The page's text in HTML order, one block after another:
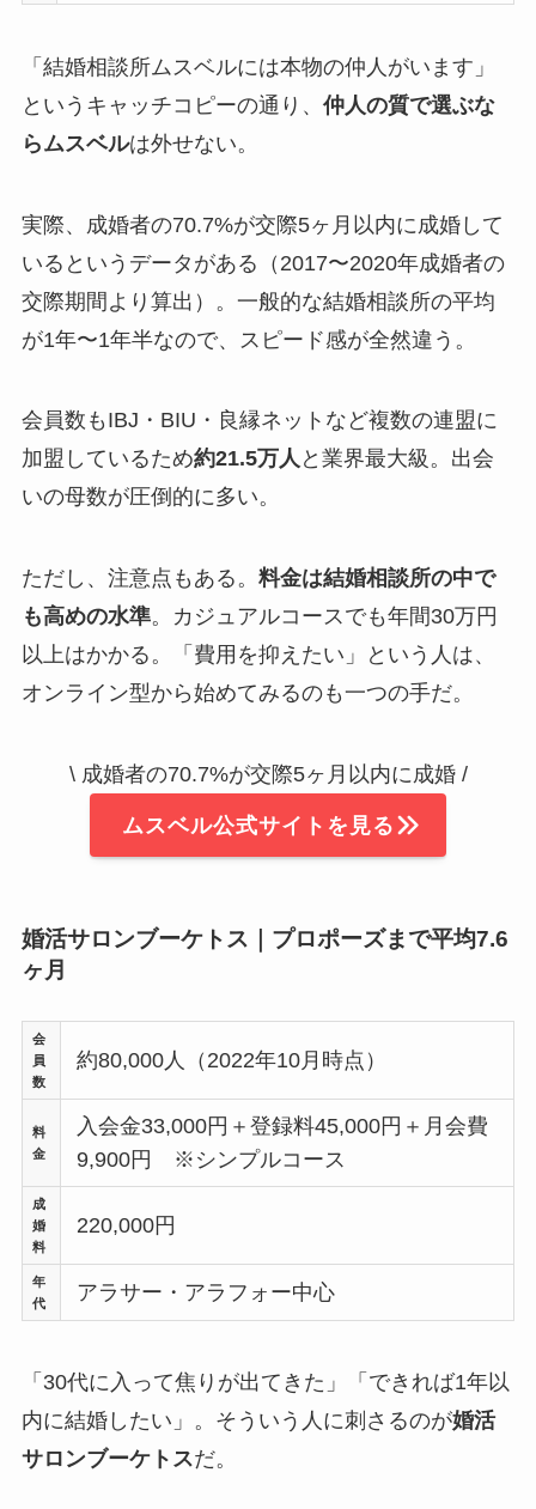
「結婚相談所ムスベルには本物の仲人がいます」
というキャッチコピーの通り、 仲人の質で選ぶな
らムスベルは外せない。
実際、成婚者の70.7%が交際5ヶ月以内に成婚して
いるというデータがある（2017〜2020年成婚者の
交際期間より算出）。一般的な結婚相談所の平均
が1年〜1年半なので、スピード感が全然違う。
会員数もIBJ・BIU・良縁ネットなど複数の連盟に
加盟しているため約21.5万人 と業界最大級。出会
いの母数が圧倒的に多い。
ただし、注意点もある。 料金は結婚相談所の中で
も高めの水準。カジュアルコースでも年間30万円
以上はかかる。「費用を抑えたい」という人は、
オンライン型から始めてみるのも一つの手だ。
\ 成婚者の70.7%が交際5ヶ月以内に成婚 /
ムスベル公式サイトを見る
婚活サロンブーケトス｜プロポーズまで平均7.6
ヶ月
会
員
数
約80,000人（2022年10月時点）
料
金
入会金33,000円＋登録料45,000円＋月会費
9,900円 ※シンプルコース
成
婚
料
220,000円
年
代
アラサー・アラフォー中心
「30代に入って焦りが出てきた」「できれば1年以
内に結婚したい」。そういう人に刺さるのが婚活
サロンブーケトスだ。